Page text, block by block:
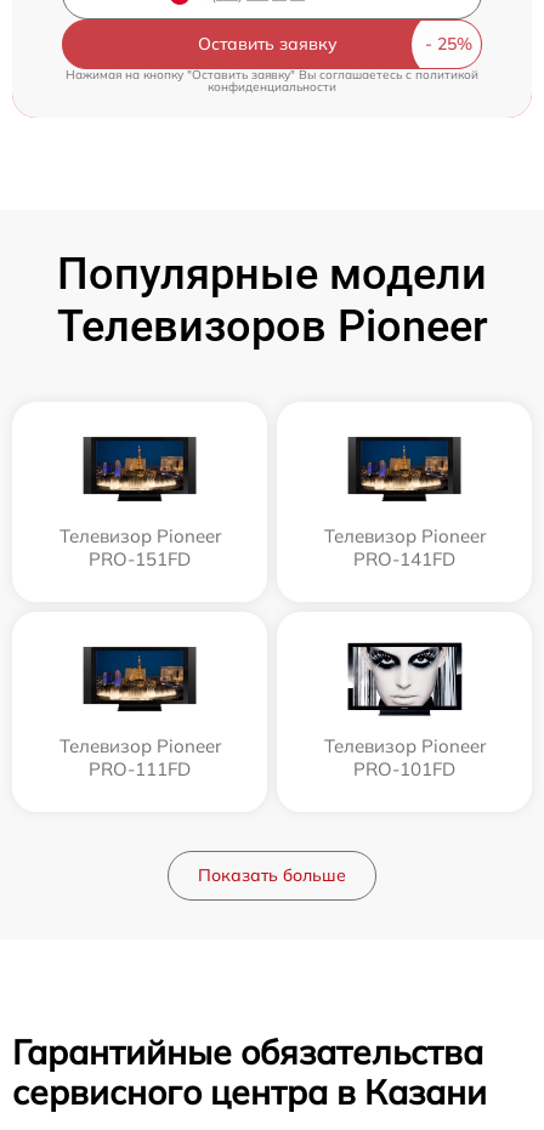
Оставить заявку
Нажимая на кнопку "Оставить заявку" Вы соглашаетесь c политикой
конфиденциальности
Популярные модели
Телевизоров Pioneer
Телевизор Pioneer
PRO-151FD
Телевизор Pioneer
PRO-141FD
Телевизор Pioneer
PRO-111FD
Телевизор Pioneer
PRO-101FD
Показать больше
Гарантийные обязательства
сервисного центра в Казани